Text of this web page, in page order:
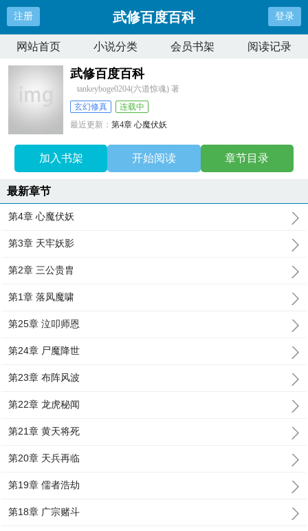
注册 武修百度百科 登录
网站首页 小说分类 会员书架 阅读记录
武修百度百科
tankeyboge0204(六道惊魂) 著
玄幻修真
连载中
最近更新：第4章 心魔伏妖
加入书架 开始阅读 章节目录
最新章节
第4章 心魔伏妖
第3章 天牢妖影
第2章 三公贵胄
第1章 落凤魔啸
第25章 泣叩师恩
第24章 尸魔降世
第23章 布阵风波
第22章 龙虎秘闻
第21章 黄天将死
第20章 天兵再临
第19章 儒者浩劫
第18章 广宗赌斗